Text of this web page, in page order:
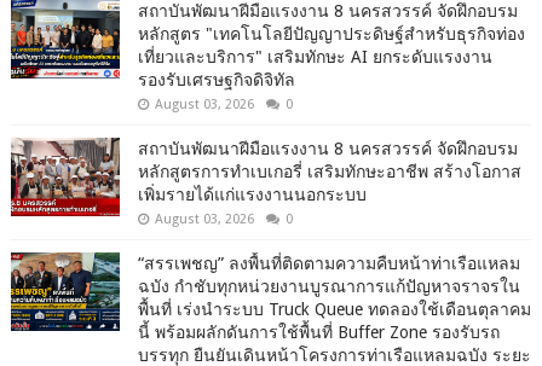
สถาบันพัฒนาฝีมือแรงงาน 8 นครสวรรค์ จัดฝึกอบรม
หลักสูตร "เทคโนโลยีปัญญาประดิษฐ์สำหรับธุรกิจท่อง
เที่ยวและบริการ" เสริมทักษะ AI ยกระดับแรงงาน
รองรับเศรษฐกิจดิจิทัล
August 03, 2026 0
สถาบันพัฒนาฝีมือแรงงาน 8 นครสวรรค์ จัดฝึกอบรม
หลักสูตรการทำเบเกอรี่ เสริมทักษะอาชีพ สร้างโอกาส
เพิ่มรายได้แก่แรงงานนอกระบบ
August 03, 2026 0
“สรรเพชญ” ลงพื้นที่ติดตามความคืบหน้าท่าเรือแหลม
ฉบัง กำชับทุกหน่วยงานบูรณาการแก้ปัญหาจราจรใน
พื้นที่ เร่งนำระบบ Truck Queue ทดลองใช้เดือนตุลาคม
นี้ พร้อมผลักดันการใช้พื้นที่ Buffer Zone รองรับรถ
บรรทุก ยืนยันเดินหน้าโครงการท่าเรือแหลมฉบัง ระยะ